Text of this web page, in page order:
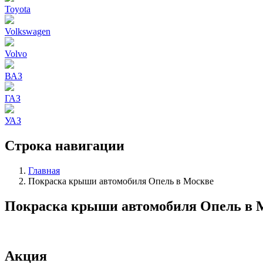
Toyota
Volkswagen
Volvo
ВАЗ
ГАЗ
УАЗ
Строка навигации
Главная
Покраска крыши автомобиля Опель в Москве
Покраска крыши автомобиля Опель в
Акция